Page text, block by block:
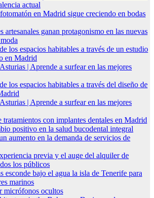
actual
en Madrid sigue creciendo en bodas
artesanales ganan protagonismo en las nuevas
los espacios habitables a través de un estudio
en Madrid
| Aprende a surfear en las mejores
los espacios habitables a través del diseño de
| Aprende a surfear en las mejores
tratamientos con implantes dentales en Madrid
positivo en la salud bucodental integral
aumento en la demanda de servicios de
previa y el auge del alquiler de
los públicos
esconde bajo el agua la isla de Tenerife para
marinos
micrófonos ocultos